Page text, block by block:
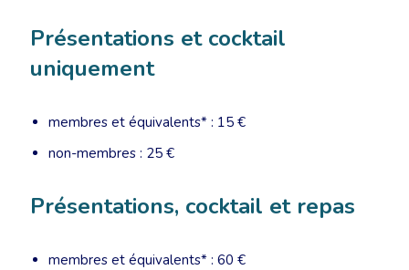
Présentations et cocktail
uniquement
membres et équivalents* : 15 €
non-membres : 25 €
Présentations, cocktail et repas
membres et équivalents* : 60 €